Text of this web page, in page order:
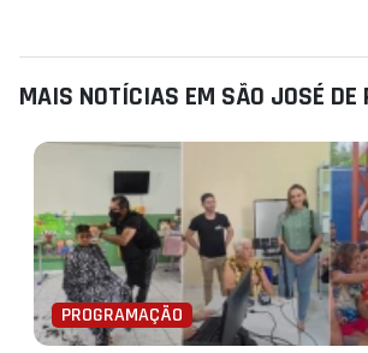
MAIS NOTÍCIAS EM SÃO JOSÉ DE
PROGRAMAÇÃO